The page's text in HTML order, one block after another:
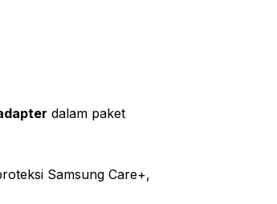
dalam paket
Samsung Care+,